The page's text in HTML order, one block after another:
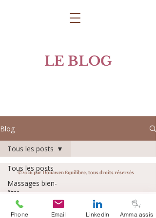
LE BLOG
Blog
Tous les posts
Massages bien-
être
Plantes & bien-
Tous les posts
©2026 par Dônawen Équilibre, tous droits réservés
Phone Email LinkedIn Amma assis